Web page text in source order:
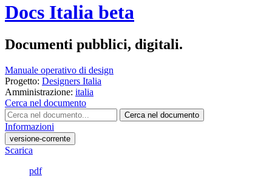
Docs Italia beta
Documenti pubblici, digitali.
Manuale operativo di design
Progetto: Designers Italia
Amministrazione: italia
Cerca nel documento
Cerca nel documento
Informazioni
versione-corrente
Scarica
pdf